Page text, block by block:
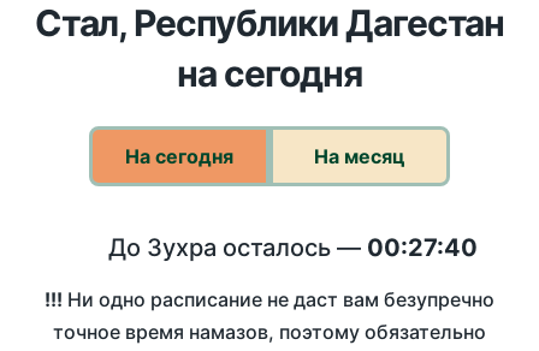
Стал, Республики Дагестан
на сегодня
На сегодня На месяц
До Зухра осталось — 00:27:40
!!! Ни одно расписание не даст вам безупречно
точное время намазов, поэтому обязательно